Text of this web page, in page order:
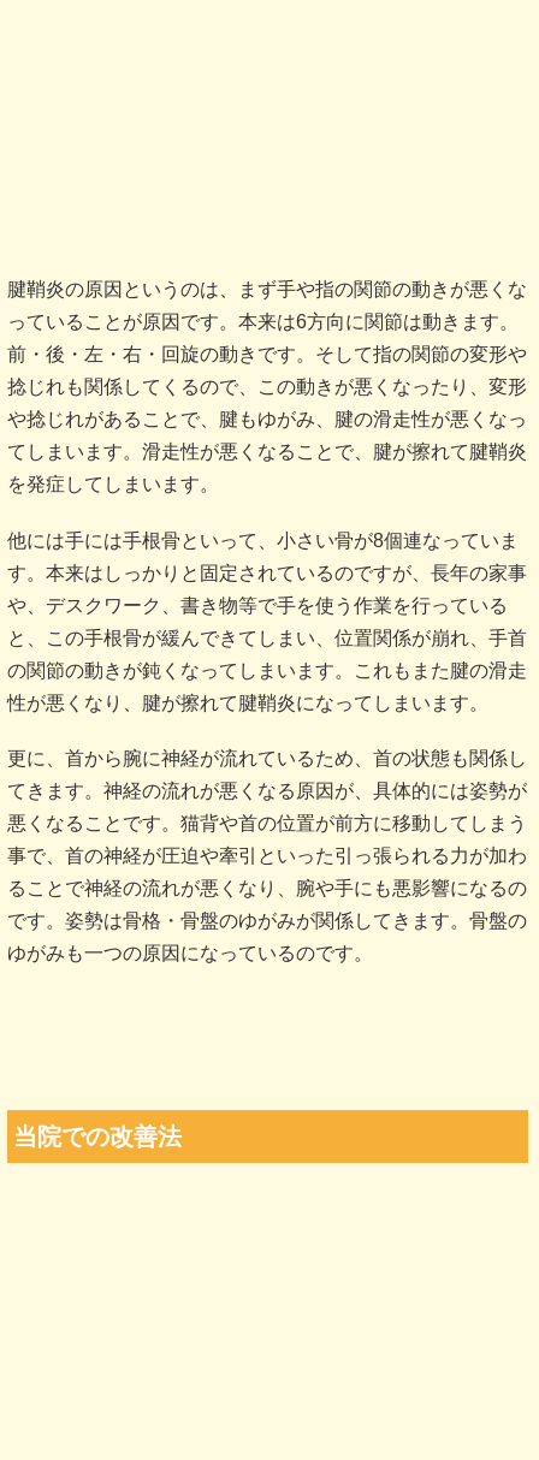
腱鞘炎の原因というのは、まず手や指の関節の動きが悪くな
っていることが原因です。本来は6方向に関節は動きます。
前・後・左・右・回旋の動きです。そして指の関節の変形や
捻じれも関係してくるので、この動きが悪くなったり、変形
や捻じれがあることで、腱もゆがみ、腱の滑走性が悪くなっ
てしまいます。滑走性が悪くなることで、腱が擦れて腱鞘炎
を発症してしまいます。
他には手には手根骨といって、小さい骨が8個連なっていま
す。本来はしっかりと固定されているのですが、長年の家事
や、デスクワーク、書き物等で手を使う作業を行っている
と、この手根骨が緩んできてしまい、位置関係が崩れ、手首
の関節の動きが鈍くなってしまいます。これもまた腱の滑走
性が悪くなり、腱が擦れて腱鞘炎になってしまいます。
更に、首から腕に神経が流れているため、首の状態も関係し
てきます。神経の流れが悪くなる原因が、具体的には姿勢が
悪くなることです。猫背や首の位置が前方に移動してしまう
事で、首の神経が圧迫や牽引といった引っ張られる力が加わ
ることで神経の流れが悪くなり、腕や手にも悪影響になるの
です。姿勢は骨格・骨盤のゆがみが関係してきます。骨盤の
ゆがみも一つの原因になっているのです。
当院での改善法